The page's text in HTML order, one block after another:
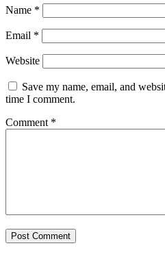
Name *
Email *
Website
Save my name, email, and
time I comment.
Comment *